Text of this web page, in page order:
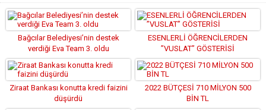
Bağcılar Belediyesi’nin destek
verdiği Eva Team 3. oldu
ESENLERLİ ÖĞRENCİLERDEN
”VUSLAT” GÖSTERİSİ
Ziraat Bankası konutta kredi faizini
düşürdü
2022 BÜTÇESİ 710 MİLYON 500
BİN TL